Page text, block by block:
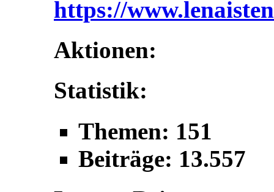
https://
Aktionen:
Statistik:
Themen: 151
Beiträge: 13.557